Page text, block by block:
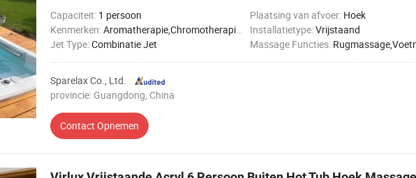
Capaciteit: 1 persoon Plaatsing van afvoer: Hoek
Kenmerken:Aromatherapie,Chromotherapie verlichting,Digitaal bedieningspaneel,Ozonsterilisatie,Waterval kraan Installatietype:Vrijstaand
Jet Type:Combinatie Jet Massage Functies: Rugmassage,Voetmassage,Volledige
Sparelax Co., Ltd.
provincie: Guangdong, China
Contact Opnemen